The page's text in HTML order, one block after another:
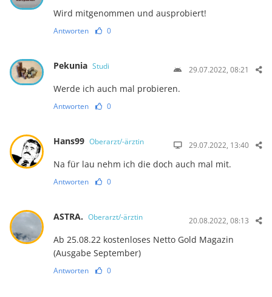
Wird mitgenommen und ausprobiert!
Antworten 0
Pekunia Studi 29.07.2022, 08:21
Werde ich auch mal probieren.
Antworten 0
Hans99 Oberarzt/-ärztin 29.07.2022, 13:40
Na für lau nehm ich die doch auch mal mit.
Antworten 0
ASTRA. Oberarzt/-ärztin 20.08.2022, 08:13
Ab 25.08.22 kostenloses Netto Gold Magazin
(Ausgabe September)
Antworten 0